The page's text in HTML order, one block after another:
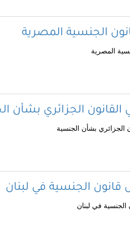
الجنسية المصرية
المصرية
القانون الجزائري بشأن
الجزائري بشأن الجنسية